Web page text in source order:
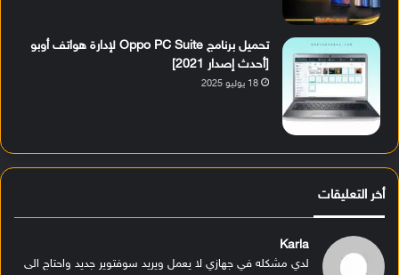
تحميل برنامج Oppo PC Suite لإدارة هواتف أوبو
[أحدث إصدار 2021]
18 يوليو 2025
أخر التعليقات
Karla
لدي مشكله في جهازي لا يعمل ويريد سوفتوير جديد واحتاج الى